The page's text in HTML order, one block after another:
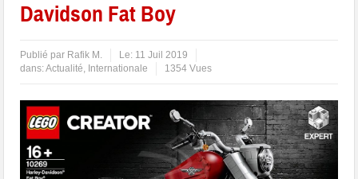
Davidson Fat Boy
Publié par Rafik M. Le: 11 Juil 2019
dans:Actualité, Internationale 1354 Vues